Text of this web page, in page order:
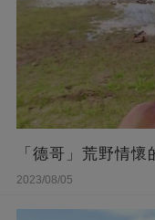
「德哥」荒野情
2023/08/05